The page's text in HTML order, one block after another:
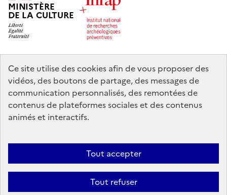
Ce site utilise des cookies afin de vous proposer des
vidéos, des boutons de partage, des messages de
communication personnalisés, des remontées de
contenus de plateformes sociales et des contenus
animés et interactifs.
Tout accepter
Tout refuser
MINISTÈRE
DE LA CULTURE
legifrance.gouv.fr
info.gouv.fr
service-public.gouv.fr
data.gouv.fr
Nous contacter Mentions légales
Accessibilité : partiellement
Politique d’utilisation des témoins de connexion (cookies)
Politique générale de protection des données